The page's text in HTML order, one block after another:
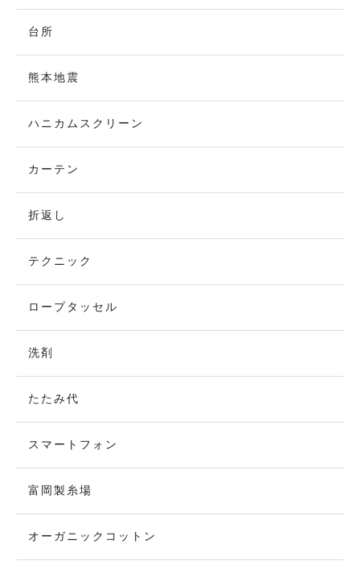
台所
熊本地震
ハニカムスクリーン
カーテン
折返し
テクニック
ロープタッセル
洗剤
たたみ代
スマートフォン
富岡製糸場
オーガニックコットン